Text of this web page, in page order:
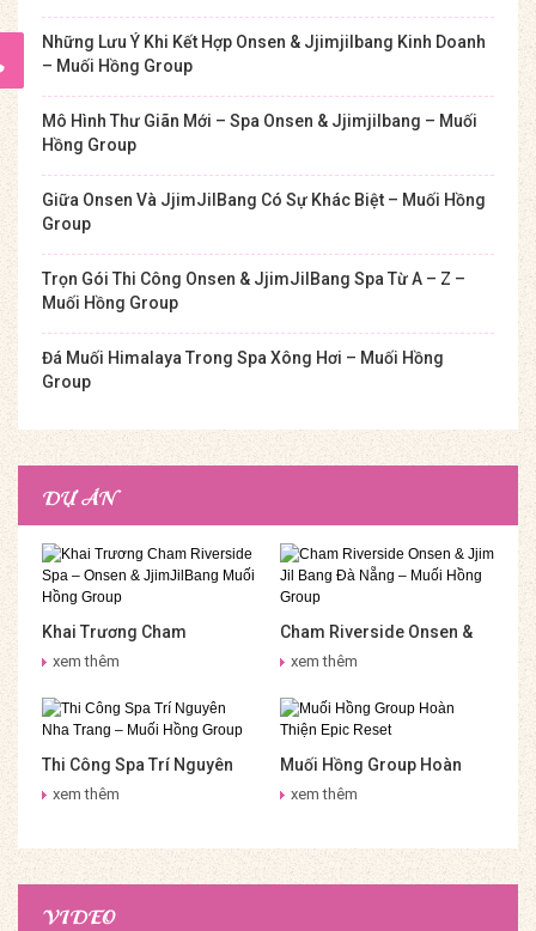
Những Lưu Ý Khi Kết Hợp Onsen & Jjimjilbang Kinh Doanh
– Muối Hồng Group
Mô Hình Thư Giãn Mới – Spa Onsen & Jjimjilbang – Muối
Hồng Group
Giữa Onsen Và JjimJilBang Có Sự Khác Biệt – Muối Hồng
Group
Trọn Gói Thi Công Onsen & JjimJilBang Spa Từ A – Z –
Muối Hồng Group
Đá Muối Himalaya Trong Spa Xông Hơi – Muối Hồng
Group
DỰ ÁN
Khai Trương Cham
Riverside Spa – Onsen &
Group
xem thêm
Cham Riverside Onsen &
Jjim Jil Bang Đà Nẵng –
xem thêm
Thi Công Spa Trí Nguyên
Nha Trang – Muối Hồng
xem thêm
Muối Hồng Group Hoàn
Thiện Epic Reset
xem thêm
VIDEO